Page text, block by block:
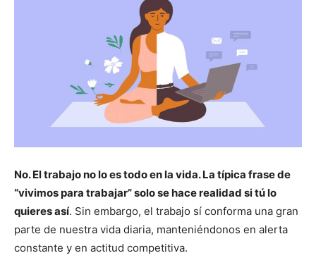
No. El trabajo no lo es todo en la vida. La típica frase de
“vivimos para trabajar” solo se hace realidad si tú lo
quieres así. Sin embargo, el trabajo sí conforma una gran
parte de nuestra vida diaria, manteniéndonos en alerta
constante y en actitud competitiva.